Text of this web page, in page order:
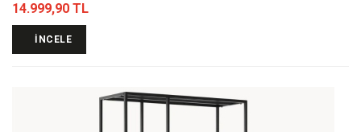
14.999,90 TL
İNCELE